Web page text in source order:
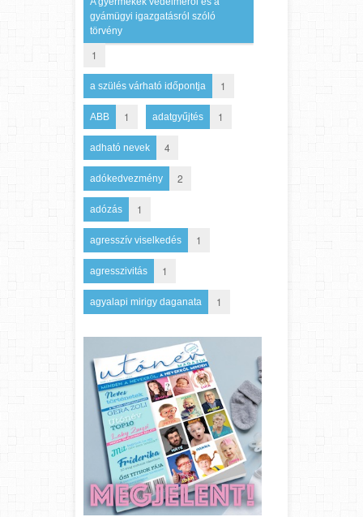
gyámügyi igazgatásról szóló
törvény
1
a szülés várható időpontja 1
ABB 1 adatgyűjtés 1
adható nevek 4
adókedvezmény 2
adózás 1
agresszív viselkedés 1
agresszivitás 1
agyalapi mirigy daganata 1